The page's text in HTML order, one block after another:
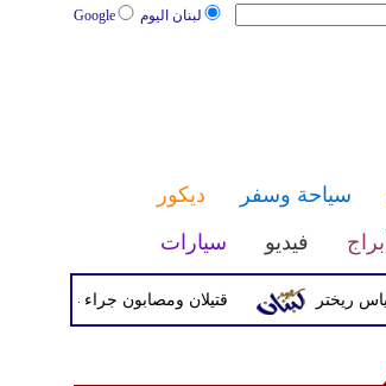
لبنان اليوم Google
سياحة وسفر
ديكور
أبراج فيديو سيارات
قتيلان ومصابون جراء 14 غارة إسرائيلية على شرق وجنوب لبنان